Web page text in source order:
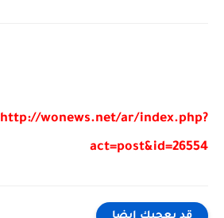
http://wonews.net/ar/index.php?
act=post&id=26554